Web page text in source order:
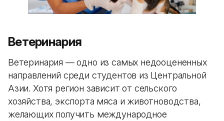
Ветеринария
Ветеринария — одно из самых недооцененных
направлений среди студентов из Центральной
Азии. Хотя регион зависит от сельского
хозяйства, экспорта мяса и животноводства,
желающих получить международное